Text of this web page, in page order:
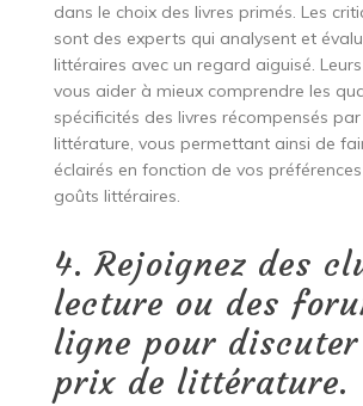
dans le choix des livres primés. Les
sont des experts qui analysent et
littéraires avec un regard aiguisé.
vous aider à mieux comprendre les
spécificités des livres récompensés
littérature, vous permettant ainsi de
éclairés en fonction de vos
goûts littéraires.
4. Rejoignez des
lecture ou des
ligne pour discuter
prix de littérature.